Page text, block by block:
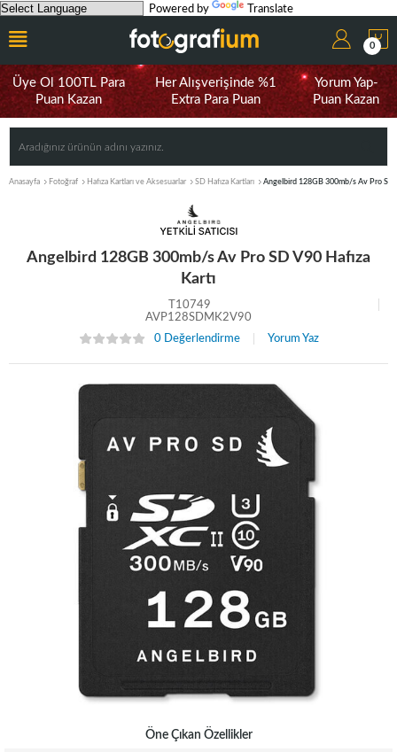
Powered by Translate
0
Üye Ol 100TL Para
Puan Kazan
Her Alışverişinde %1
Extra Para Puan
Yorum Yap-
Puan Kazan
Anasayfa Fotoğraf Hafıza Kartları ve Aksesuarlar SD Hafıza Kartları Angelbird 128GB 300mb/s Av Pro SD
Angelbird 128GB 300mb/s Av Pro SD V90 Hafıza
Kartı
T10749
AVP128SDMK2V90
0 Değerlendirme
Yorum Yaz
Öne Çıkan Özellikler